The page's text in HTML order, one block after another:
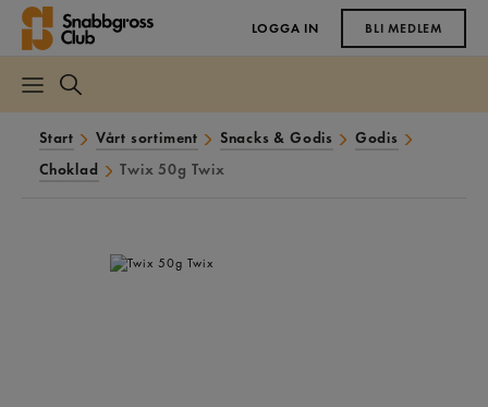
LOGGA IN BLI MEDLEM
Start Vårt sortiment Snacks & Godis
Godis
Choklad
Twix 50g Twix